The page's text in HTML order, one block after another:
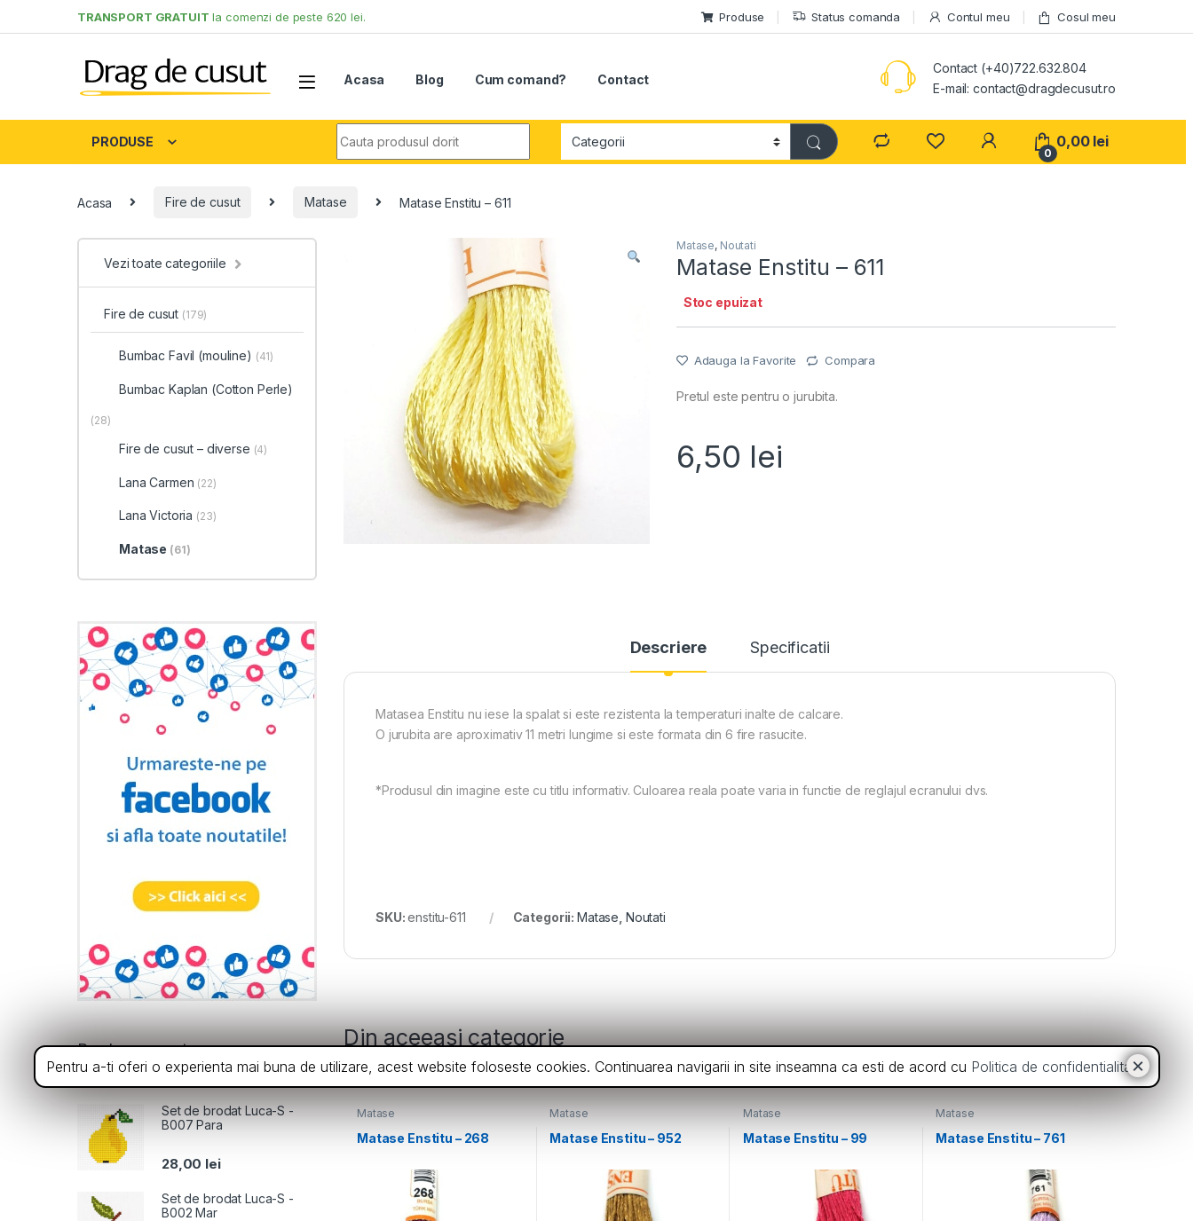
TRANSPORT GRATUIT la comenzi de peste 620 lei. Produse Status comanda Contul meu Cosul meu
Acasa Blog Cum comand? Contact
Contact (+40)722.632.804
E-mail: contact@dragdecusut.ro
PRODUSE
0
0,00 lei
Acasa Fire de cusut Matase Matase Enstitu – 611
Matase, Noutati
Matase Enstitu – 611
Stoc epuizat
Adauga la Favorite Compara
Pretul este pentru o jurubita.
6,50 lei
Descriere Specificatii
Matasea Enstitu nu iese la spalat si este rezistenta la temperaturi inalte de calcare.
O jurubita are aproximativ 11 metri lungime si este formata din 6 fire rasucite.
*Produsul din imagine este cu titlu informativ. Culoarea reala poate varia in functie de reglajul ecranului dvs.
SKU:enstitu-611 Categorii: Matase Noutati
Din aceeasi categorie
Matase
Matase Enstitu – 268
Matase
Matase Enstitu – 952
Matase
Matase Enstitu – 99
Matase
Matase Enstitu – 761
Vezi toate categoriile
Fire de cusut (179)
Bumbac Favil (mouline) (41)
Bumbac Kaplan (Cotton Perle)
(28)
Fire de cusut – diverse (4)
Lana Carmen (22)
Lana Victoria (23)
Matase (61)
Produse recente
Set de brodat Luca-S -
B007 Para
28,00 lei
Set de brodat Luca-S -
B002 Mar
Pentru a-ti oferi o experienta mai buna de utilizare, acest website foloseste cookies. Continuarea navigarii in site inseamna ca esti de acord cu Politica de confidentialitate